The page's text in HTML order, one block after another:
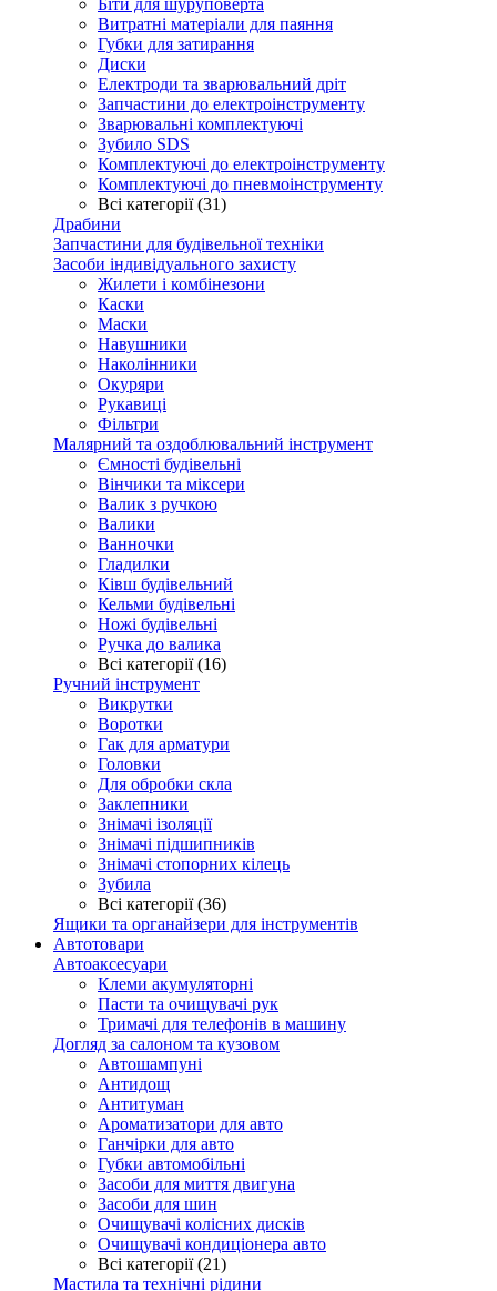
Біти для шуруповерта
Витратні матеріали для паяння
Губки для затирання
Диски
Електроди та зварювальний дріт
Запчастини до електроінструменту
Зварювальні комплектуючі
Зубило SDS
Комплектуючі до електроінструменту
Комплектуючі до пневмоінструменту
Всі категорії (31)
Драбини
Запчастини для будівельної техніки
Засоби індивідуального захисту
Жилети і комбінезони
Каски
Маски
Навушники
Наколінники
Окуряри
Рукавиці
Фільтри
Малярний та оздоблювальний інструмент
Ємності будівельні
Вінчики та міксери
Валик з ручкою
Валики
Ванночки
Гладилки
Ківш будівельний
Кельми будівельні
Ножі будівельні
Ручка до валика
Всі категорії (16)
Ручний інструмент
Викрутки
Воротки
Гак для арматури
Головки
Для обробки скла
Заклепники
Знімачі ізоляції
Знімачі підшипників
Знімачі стопорних кілець
Зубила
Всі категорії (36)
Ящики та органайзери для інструментів
Автотовари
Автоаксесуари
Клеми акумуляторні
Пасти та очищувачі рук
Тримачі для телефонів в машину
Догляд за салоном та кузовом
Автошампуні
Антидощ
Антитуман
Ароматизатори для авто
Ганчірки для авто
Губки автомобільні
Засоби для миття двигуна
Засоби для шин
Очищувачі колісних дисків
Очищувачі кондиціонера авто
Всі категорії (21)
Мастила та технічні рідини